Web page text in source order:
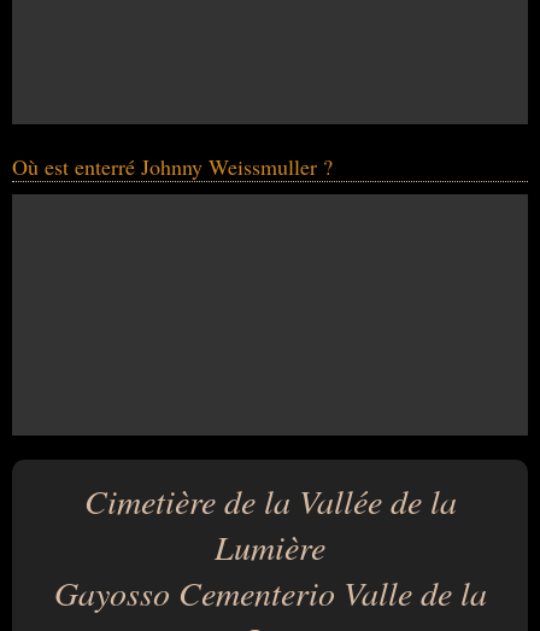
Où est enterré Johnny Weissmuller ?
Cimetière de la Vallée de la
Lumière
Gayosso Cementerio Valle de la